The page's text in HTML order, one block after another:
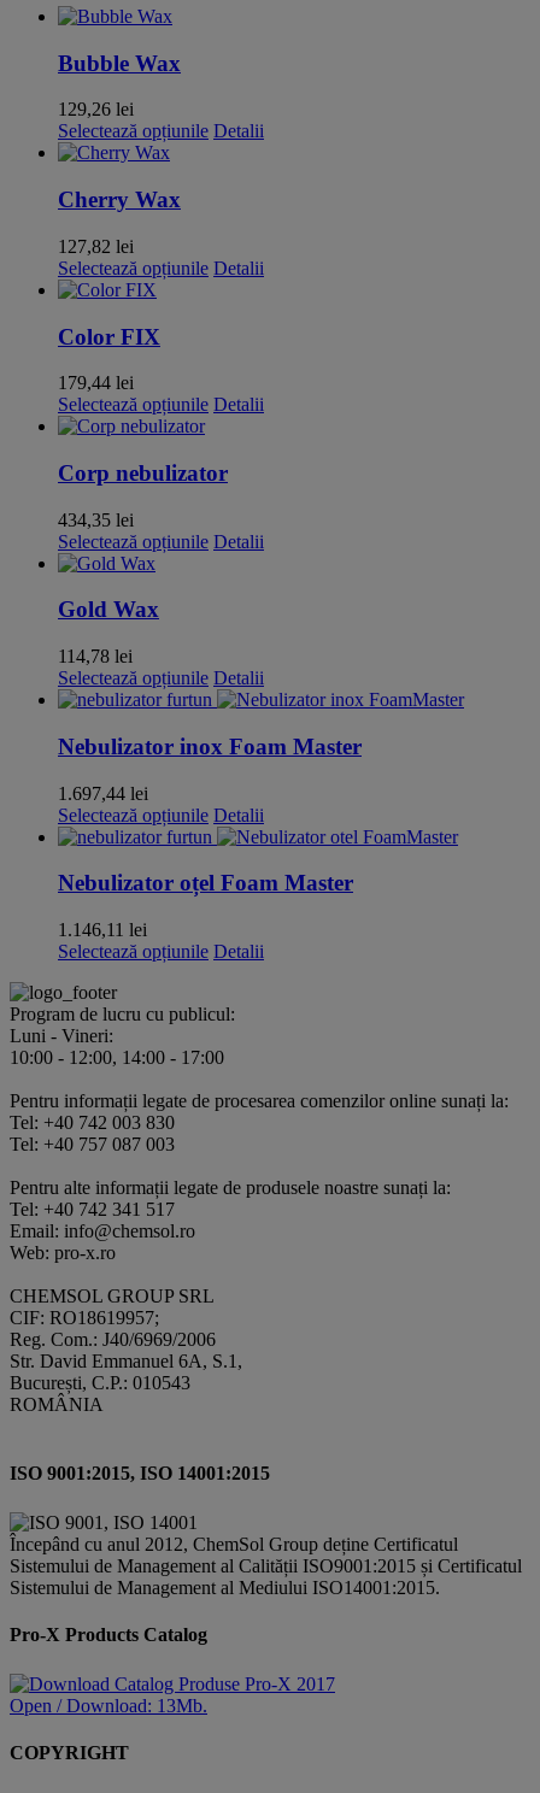
Bubble Wax
129,26 lei
Selectează opțiunile Acest
Opțiunile
pot
Detalii
Cherry Wax
127,82 lei
Selectează opțiunile Acest
Opțiunile
pot
în
Detalii
Color FIX
179,44 lei
Selectează opțiunile Acest
mai
multe
Opțiunile
pot
Detalii
Corp nebulizator
434,35 lei
Selectează opțiunile Acest
Opțiunile
pot
fi
alese
în
Detalii
Gold Wax
114,78 lei
Selectează opțiunile Acest
produs
mai
multe
Opțiunile
pot
fi
alese
în
Detalii
Nebulizator inox Foam Master
1.697,44 lei
Selectează opțiunile Acest
produs
mai
Opțiunile
pot
alese
pagina
Detalii
Nebulizator oțel Foam Master
1.146,11 lei
Selectează opțiunile Acest
mai
variații.
pot
pagina
Detalii
Program de lucru cu publicul:
Luni - Vineri:
10:00 - 12:00, 14:00 - 17:00
Pentru informații legate de procesarea comenzilor online sunați la:
Tel: +40 742 003 830
Tel: +40 757 087 003
Pentru alte informații legate de produsele noastre sunați la:
Tel: +40 742 341 517
Email: info@chemsol.ro
Web: pro-x.ro
CHEMSOL GROUP SRL
CIF: RO18619957;
Reg. Com.: J40/6969/2006
Str. David Emmanuel 6A, S.1,
București, C.P.: 010543
ROMÂNIA
ISO 9001:2015, ISO 14001:2015
Începând cu anul 2012, ChemSol Group deține Certificatul
Sistemului de Management al Calității ISO9001:2015 și Certificatul
Sistemului de Management al Mediului ISO14001:2015.
Pro-X Products Catalog
Open / Download: 13Mb.
COPYRIGHT